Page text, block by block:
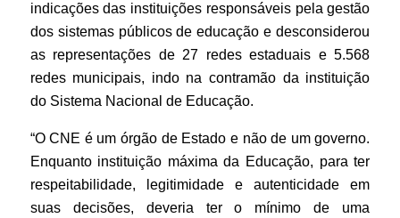
indicações das instituições responsáveis pela gestão
dos sistemas públicos de educação e desconsiderou
as representações de 27 redes estaduais e 5.568
redes municipais, indo na contramão da instituição
do Sistema Nacional de Educação.
“O CNE é um órgão de Estado e não de um governo.
Enquanto instituição máxima da Educação, para ter
respeitabilidade, legitimidade e autenticidade em
suas decisões, deveria ter o mínimo de uma